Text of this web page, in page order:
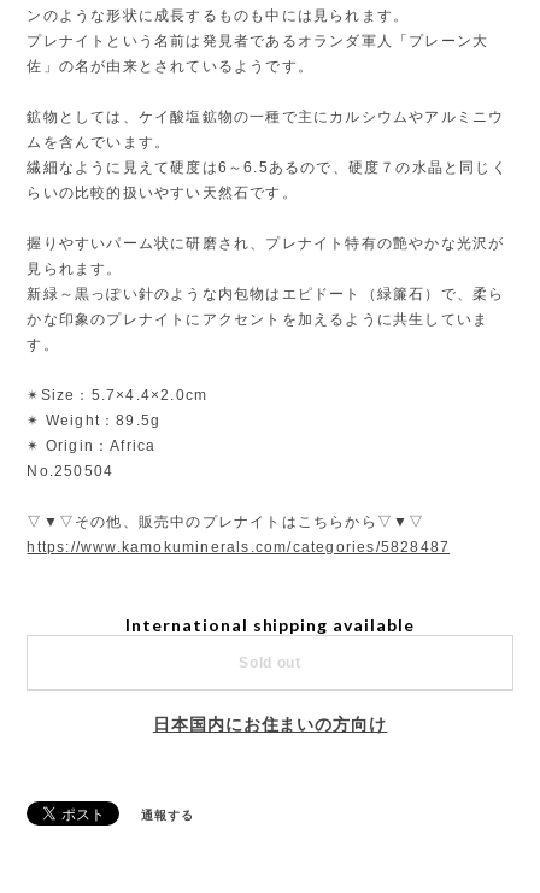
ンのような形状に成長するものも中には見られます。
プレナイトという名前は発見者であるオランダ軍人「プレーン大
佐」の名が由来とされているようです。
鉱物としては、ケイ酸塩鉱物の一種で主にカルシウムやアルミニウ
ムを含んでいます。
繊細なように見えて硬度は6～6.5あるので、硬度７の水晶と同じく
らいの比較的扱いやすい天然石です。
握りやすいパーム状に研磨され、プレナイト特有の艶やかな光沢が
見られます。
新緑～黒っぽい針のような内包物はエピドート（緑簾石）で、柔ら
かな印象のプレナイトにアクセントを加えるように共生していま
す。
✴︎Size：5.7×4.4×2.0cm
✴︎ Weight：89.5g
✴︎ Origin：Africa
No.250504
▽▼▽その他、販売中のプレナイトはこちらから▽▼▽
https://www.kamokuminerals.com/categories/5828487
International shipping available
Sold out
日本国内にお住まいの方向け
通報する